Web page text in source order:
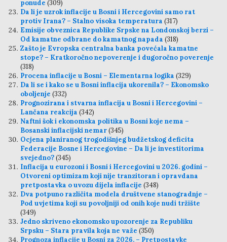
ponude (309)
Da li je uzrok inflacije u Bosni i Hercegovini samo rat
protiv Irana? – Stalno visoka temperatura (317)
Emisije obveznica Republike Srpske na Londonskoj berzi –
Od kamatne odbrane do kamatnog napada (318)
Zašto je Evropska centralna banka povećala kamatne
stope? – Kratkoročno nepoverenje i dugoročno poverenje
(318)
Procena inflacije u Bosni – Elementarna logika (329)
Da li se i kako se u Bosni inflacija ukorenila? – Ekonomsko
oboljenje (332)
Prognozirana i stvarna inflacija u Bosni i Hercegovini –
Lančana reakcija (342)
Naftni šok i ekonomska politika u Bosni koje nema –
Bosanski inflacijski nemar(345)
Ocjena planiranog trogodišnjeg budžetskog deficita
Federacije Bosne i Hercegovine – Da li je investitorima
svejedno?(345)
Inflacija u eurozoni i Bosni i Hercegovini u 2026. godini –
Otvoreni optimizam koji nije tranzitoran i opravdana
pretpostavka o uvozu dijela inflacije (348)
Dva potpuno različita modela društvene stanogradnje –
Pod uvjetima koji su povoljniji od onih koje nudi tržište
(349)
Jedno skriveno ekonomsko upozorenje za Republiku
Srpsku – Stara pravila koja ne važe (350)
Prognoza inflacije u Bosni za 2026. – Pretpostavke